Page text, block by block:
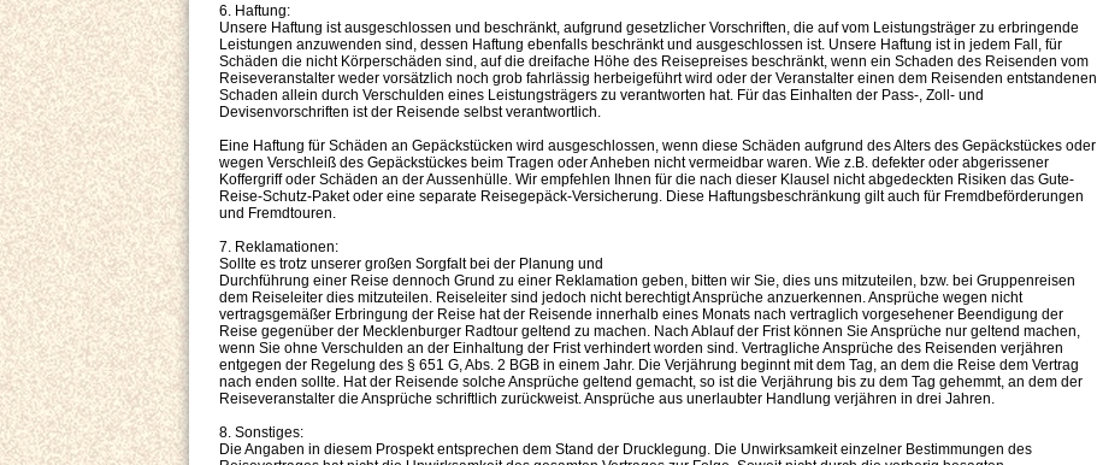
6. Haftung:
Unsere Haftung ist ausgeschlossen und beschränkt, aufgrund gesetzlicher Vorschriften, die auf vom Leistungsträger zu erbringende
Leistungen anzuwenden sind, dessen Haftung ebenfalls beschränkt und ausgeschlossen ist. Unsere Haftung ist in jedem Fall, für
Schäden die nicht Körperschäden sind, auf die dreifache Höhe des Reisepreises beschränkt, wenn ein Schaden des Reisenden vom
Reiseveranstalter weder vorsätzlich noch grob fahrlässig herbeigeführt wird oder der Veranstalter einen dem Reisenden entstandenen
Schaden allein durch Verschulden eines Leistungsträgers zu verantworten hat. Für das Einhalten der Pass-, Zoll- und
Devisenvorschriften ist der Reisende selbst verantwortlich.
Eine Haftung für Schäden an Gepäckstücken wird ausgeschlossen, wenn diese Schäden aufgrund des Alters des Gepäckstückes oder
wegen Verschleiß des Gepäckstückes beim Tragen oder Anheben nicht vermeidbar waren. Wie z.B. defekter oder abgerissener
Koffergriff oder Schäden an der Aussenhülle. Wir empfehlen Ihnen für die nach dieser Klausel nicht abgedeckten Risiken das Gute-
Reise-Schutz-Paket oder eine separate Reisegepäck-Versicherung. Diese Haftungsbeschränkung gilt auch für Fremdbeförderungen
und Fremdtouren.
7. Reklamationen:
Sollte es trotz unserer großen Sorgfalt bei der Planung und
Durchführung einer Reise dennoch Grund zu einer Reklamation geben, bitten wir Sie, dies uns mitzuteilen, bzw. bei Gruppenreisen
dem Reiseleiter dies mitzuteilen. Reiseleiter sind jedoch nicht berechtigt Ansprüche anzuerkennen. Ansprüche wegen nicht
vertragsgemäßer Erbringung der Reise hat der Reisende innerhalb eines Monats nach vertraglich vorgesehener Beendigung der
Reise gegenüber der Mecklenburger Radtour geltend zu machen. Nach Ablauf der Frist können Sie Ansprüche nur geltend machen,
wenn Sie ohne Verschulden an der Einhaltung der Frist verhindert worden sind. Vertragliche Ansprüche des Reisenden verjähren
entgegen der Regelung des § 651 G, Abs. 2 BGB in einem Jahr. Die Verjährung beginnt mit dem Tag, an dem die Reise dem Vertrag
nach enden sollte. Hat der Reisende solche Ansprüche geltend gemacht, so ist die Verjährung bis zu dem Tag gehemmt, an dem der
Reiseveranstalter die Ansprüche schriftlich zurückweist. Ansprüche aus unerlaubter Handlung verjähren in drei Jahren.
8. Sonstiges:
Die Angaben in diesem Prospekt entsprechen dem Stand der Drucklegung. Die Unwirksamkeit einzelner Bestimmungen des